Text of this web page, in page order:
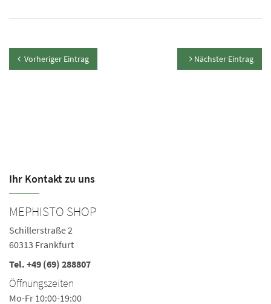
Vorheriger Eintrag Nächster Eintrag
Ihr Kontakt zu uns
MEPHISTO SHOP
Schillerstraße 2
60313 Frankfurt
Tel. +49 (69) 288807
Öffnungszeiten
Mo-Fr 10:00-19:00